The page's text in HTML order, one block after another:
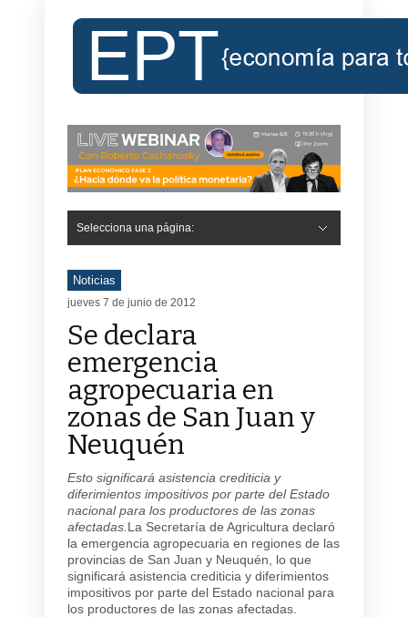
Selecciona una página:
Noticias
jueves 7 de junio de 2012
Se declara
emergencia
agropecuaria en
zonas de San Juan y
Neuquén
Esto significará asistencia crediticia y
diferimientos impositivos por parte del Estado
nacional para los productores de las zonas
afectadas. La Secretaría de Agricultura declaró
la emergencia agropecuaria en regiones de las
provincias de San Juan y Neuquén, lo que
significará asistencia crediticia y diferimientos
impositivos por parte del Estado nacional para
los productores de las zonas afectadas.